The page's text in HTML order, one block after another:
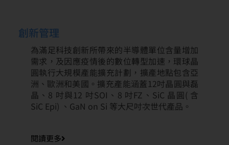
創新管理
為滿足科技創新所帶來的半導體單位含量增加
需求，及因應疫情後的數位轉型加速，環球晶
圓執行大規模產能擴充計劃，擴產地點包含亞
洲、歐洲和美國。擴充產能涵蓋12吋晶圓與磊
晶、8 吋與12 吋SOI、8 吋FZ、SiC 晶圓( 含
SiC Epi) 、GaN on Si 等大尺吋次世代產品。
閱讀更多